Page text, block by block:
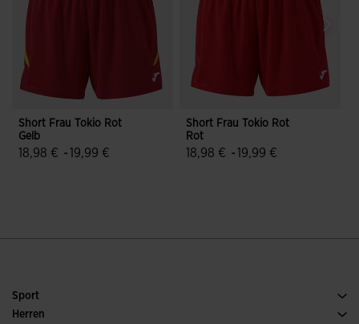
Short Frau Tokio Rot
Gelb
18,98 € -19,99 €
Short Frau Tokio Rot
Rot
18,98 € -19,99 €
Sport
Running
Herren